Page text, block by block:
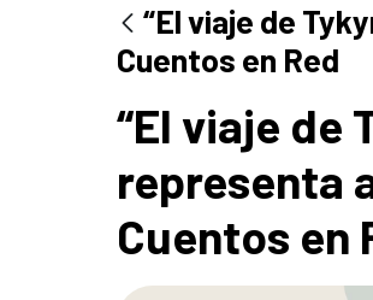
“El viaje de
Cuentos en Red
“El viaje de
representa
Cuentos en